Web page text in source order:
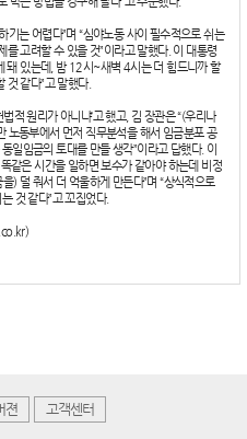
기는 어렵다”며 “심야노동 사이 필수적으로 쉬는
고려할 수 있을 것”이라고 말했다. 이 대통령
있는데, 밤 12시~새벽 4시는 더 힘드니까 할
것 같다”고 말했다.
적 원리가 아니냐’고 했고, 김 장관은 “(우리나
노동부에서 먼저 직무분석을 해서 임금분포 공
일임금의 토대를 만들 생각”이라고 답했다. 이
같은 시간을 일하면 보수가 같아야 하는데 비정
) 덜 줘서 더 억울하게 만든다”며 “상식적으로
것 같다”고 꼬집었다.
젼 고객센터